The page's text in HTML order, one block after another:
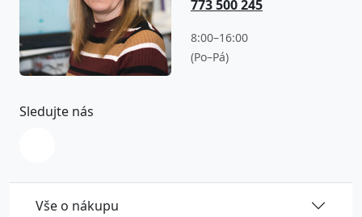
Vše o nákupu
773 500 245
8:00–16:00
(Po–Pá)
Sledujte nás